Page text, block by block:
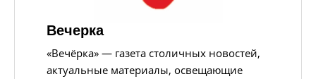
Вечерка
«Вечёрка» — газета столичных новостей,
актуальные материалы, освещающие